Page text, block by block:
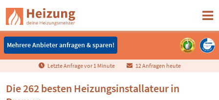
Mehrere Anbieter anfragen & sparen!
Mehrere Anbieter anfragen & sparen!
Letzte Anfrage vor 1Minute 12 Anfragen heute
Die 262 besten Heizungsinstallateur in